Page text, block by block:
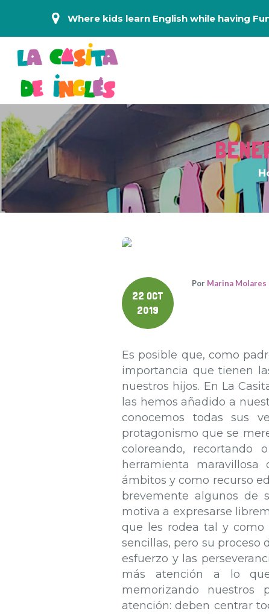
Where kids learn English while having
22 OCT
2019
Por Marina Molares
Es posible que, como
importancia que tienen
nuestros hijos. En La
las hemos añadido a
conocemos todas sus
protagonismo que se
coloreando, recortando
herramienta
ámbitos y como recurso
brevemente algunos de
motiva a expresarse
que les rodea tal y como
sencillas, pero su proceso
esfuerzo y las
más atención a lo
memorizando nuestros
atención: deben centrar